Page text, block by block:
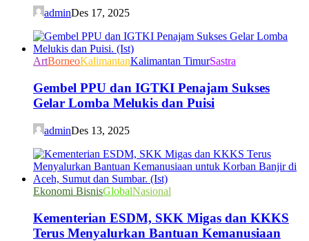
adminDes 17, 2025
ArtBorneoKalimantanKalimantan TimurSastra
Gembel PPU dan IGTKI Penajam Sukses
Gelar Lomba Melukis dan Puisi
adminDes 13, 2025
Ekonomi BisnisGlobalNasional
Kementerian ESDM, SKK Migas dan KKKS
Terus Menyalurkan Bantuan Kemanusiaan